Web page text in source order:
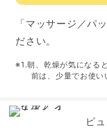
「マッサージ／パ
ださい。
※1.朝、乾燥が気になる
前は、少量でお使い
ピ